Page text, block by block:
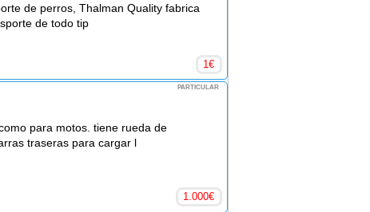
de perros, Thalman Quality fabrica
de todo tip
1€
PARTICULAR
para motos. tiene rueda de
traseras para cargar l
1.000€